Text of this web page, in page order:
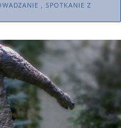
, SPOTKANIE Z